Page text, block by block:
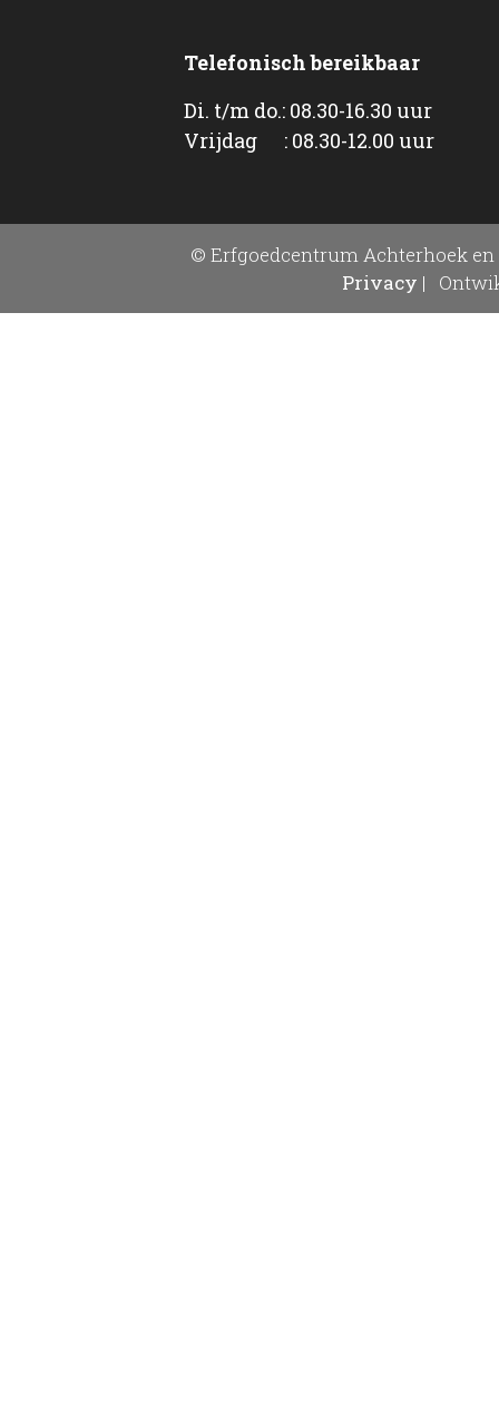
Telefonisch bereikbaar
Di. t/m do.: 08.30-16.30 uur
Vrijdag : 08.30-12.00 uur
© Erfgoedcentrum Achterhoek en
Privacy |